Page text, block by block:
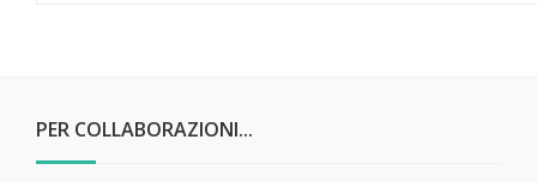
PER COLLABORAZIONI...